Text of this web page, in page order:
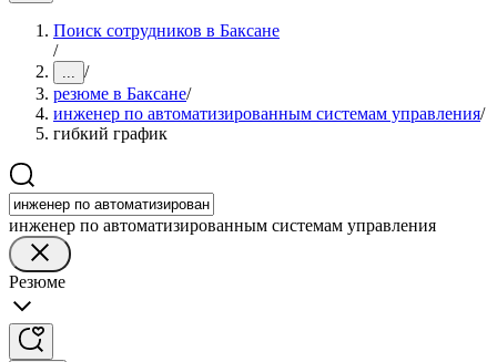
Поиск сотрудников в Баксане
/
... /
резюме в Баксане/
инженер по автоматизированным системам управления/
гибкий график
инженер по автоматизированным системам управления
Резюме